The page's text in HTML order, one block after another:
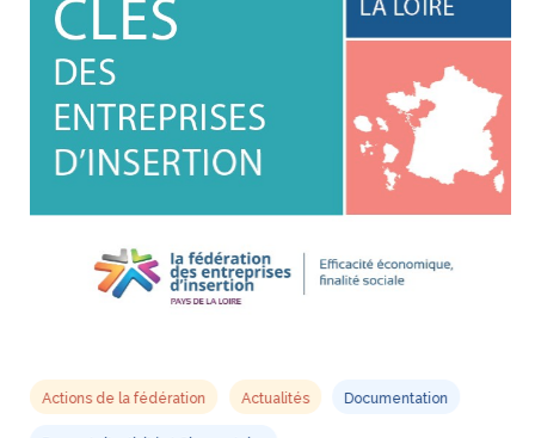
Actions de la fédération Actualités Documentation